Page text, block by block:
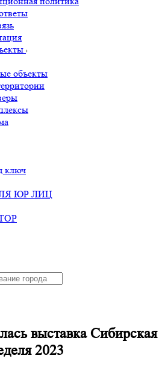
объекты
ключ
ЮР ЛИЦ
выставка Сибирская
2023